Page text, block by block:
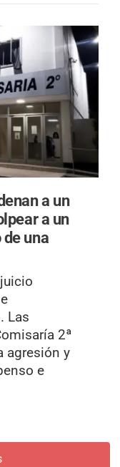
a un
a un
una
Las
2ª
agresión y
e